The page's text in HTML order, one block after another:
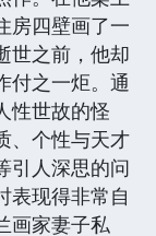
房四壁画了一
世之前，他却
付之一炬。通
性世故的怪
、个性与天才
引人深思的问
表现得非常自
画家妻子私